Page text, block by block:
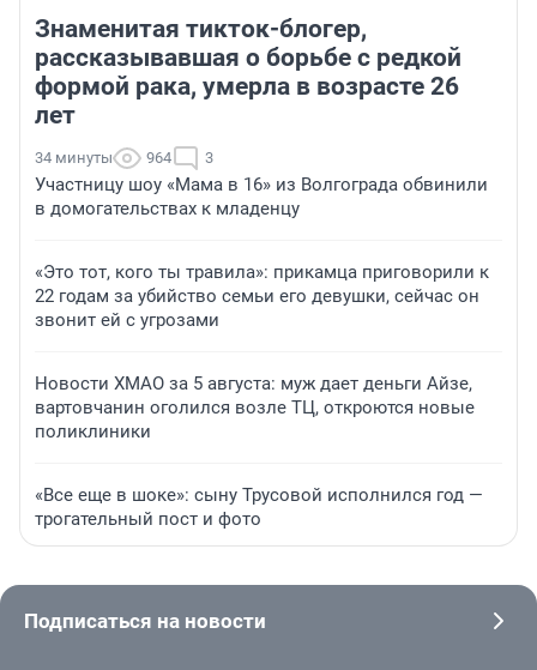
Знаменитая тикток-блогер,
рассказывавшая о борьбе с редкой
формой рака, умерла в возрасте 26
лет
34 минуты 964 3
Участницу шоу «Мама в 16» из Волгограда обвинили
в домогательствах к младенцу
«Это тот, кого ты травила»: прикамца приговорили к
22 годам за убийство семьи его девушки, сейчас он
звонит ей с угрозами
Новости ХМАО за 5 августа: муж дает деньги Айзе,
вартовчанин оголился возле ТЦ, откроются новые
поликлиники
«Все еще в шоке»: сыну Трусовой исполнился год —
трогательный пост и фото
Подписаться на новости